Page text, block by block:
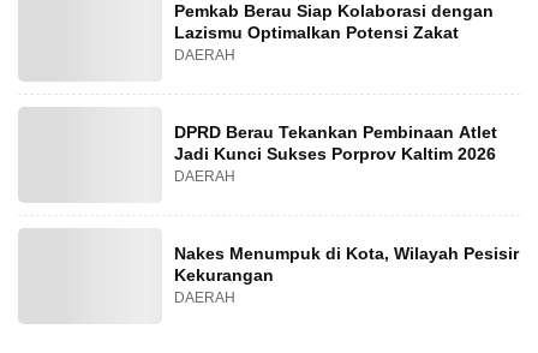
Pemkab Berau Siap Kolaborasi dengan
Lazismu Optimalkan Potensi Zakat
DAERAH
DPRD Berau Tekankan Pembinaan Atlet
Jadi Kunci Sukses Porprov Kaltim 2026
DAERAH
Nakes Menumpuk di Kota, Wilayah Pesisir
Kekurangan
DAERAH